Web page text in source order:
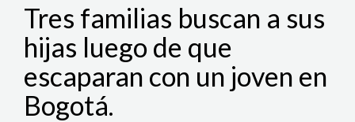
Tres familias buscan a sus
hijas luego de que
escaparan con un joven en
Bogotá.